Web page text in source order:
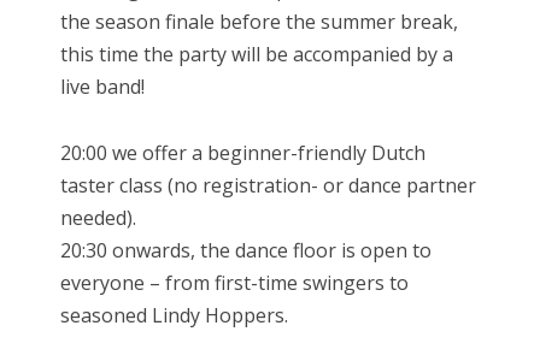
the season finale before the summer break,
this time the party will be accompanied by a
live band!
20:00 we offer a beginner-friendly Dutch
taster class (no registration- or dance partner
needed).
20:30 onwards, the dance floor is open to
everyone – from first-time swingers to
seasoned Lindy Hoppers.